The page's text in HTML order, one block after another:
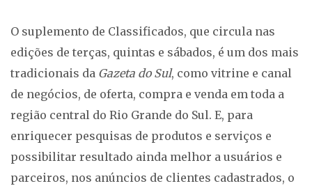
O suplemento de Classificados, que circula nas
edições de terças, quintas e sábados, é um dos mais
tradicionais da Gazeta do Sul, como vitrine e canal
de negócios, de oferta, compra e venda em toda a
região central do Rio Grande do Sul. E, para
enriquecer pesquisas de produtos e serviços e
possibilitar resultado ainda melhor a usuários e
parceiros, nos anúncios de clientes cadastrados, o